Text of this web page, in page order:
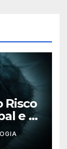
Risco
e a